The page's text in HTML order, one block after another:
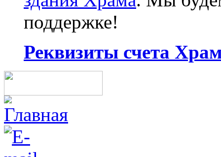
поддержке!
Реквизиты счета